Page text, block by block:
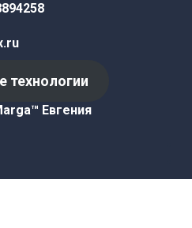
технологии
Евгения